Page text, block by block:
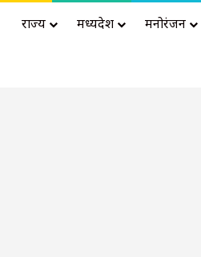
राज्य मध्यप्रदेश मनोरंजन